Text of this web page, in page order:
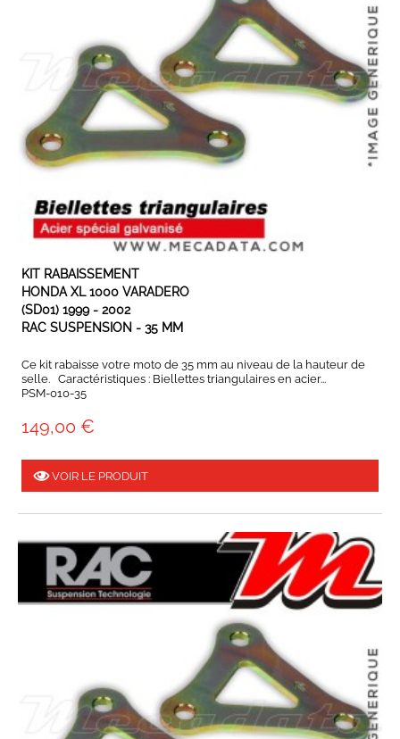
EXPÉDIÉ SOUS 3 À 5 JOURS OUVRÉS
KIT RABAISSEMENT
HONDA XL 1000 VARADERO
(SD01) 1999 - 2002
RAC SUSPENSION - 35 MM
Ce kit rabaisse votre moto de 35 mm au niveau de la hauteur de
selle. Caractéristiques : Biellettes triangulaires en acier...
PSM-010-35
149,00 €
VOIR LE PRODUIT